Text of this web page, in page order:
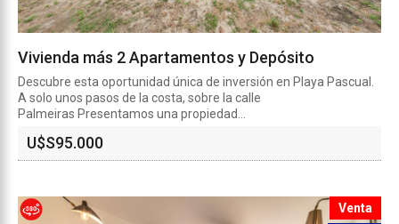
Vivienda más 2 Apartamentos y Depósito
Descubre esta oportunidad única de inversión en Playa Pascual.
A solo unos pasos de la costa, sobre la calle
Palmeiras Presentamos una propiedad...
U$S95.000
Venta